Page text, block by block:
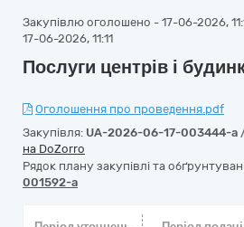
Закупівлю оголошено - 17-06-2026,
17-06-2026, 11:11
Послуги центрів і
Оголошення про проведення.pdf
Закупівля: UA-2026-06-17-003444-a
на DoZorro
Рядок плану закупівлі та
001592-a